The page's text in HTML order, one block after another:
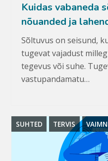
Kuidas vabaneda
nõuanded ja
Sõltuvus on seisund,
tugevat vajadust
tegevus või suhe.
vastupandamatu…
SUHTED TERVIS